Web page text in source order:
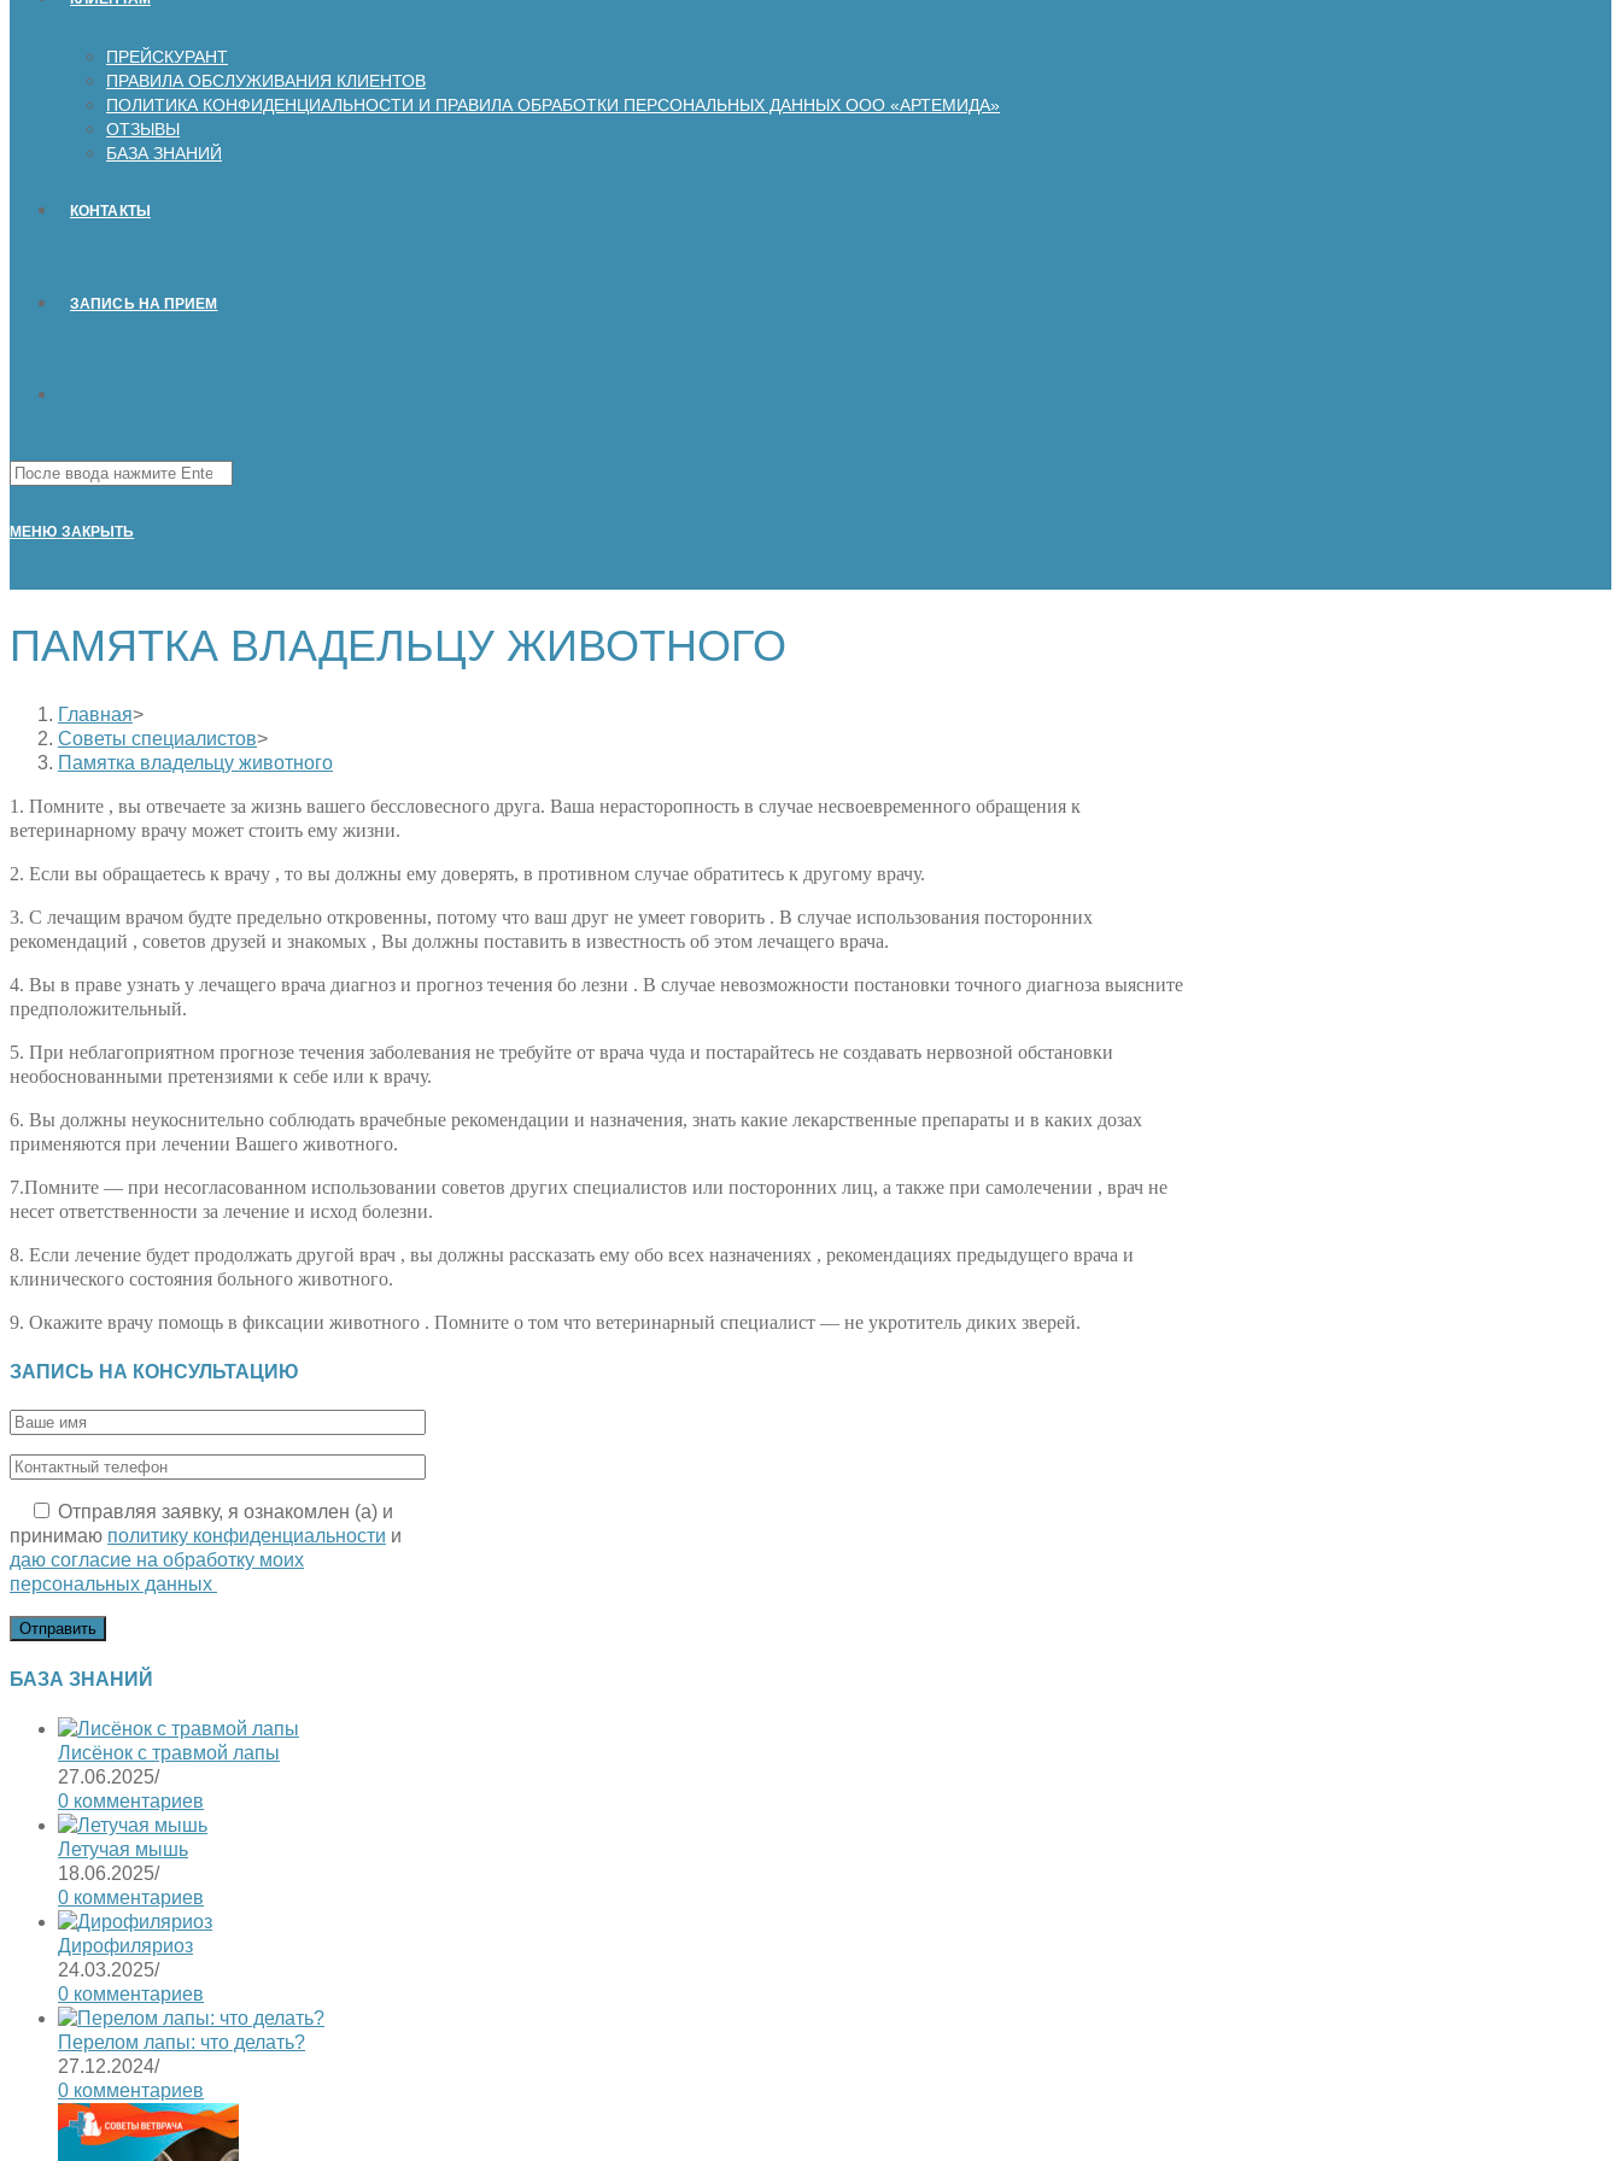
ПРЕЙСКУРАНТ
ПРАВИЛА ОБСЛУЖИВАНИЯ КЛИЕНТОВ
ПОЛИТИКА КОНФИДЕНЦИАЛЬНОСТИ И ПРАВИЛА ОБРАБОТКИ ПЕРСОНАЛЬНЫХ ДАННЫХ ООО «АРТЕМИДА»
ОТЗЫВЫ
БАЗА ЗНАНИЙ
КОНТАКТЫ
ЗАПИСЬ НА ПРИЕМ
Поиск
МЕНЮ ЗАКРЫТЬ
ПАМЯТКА ВЛАДЕЛЬЦУ ЖИВОТНОГО
Главная>
Советы специалистов>
Памятка владельцу животного
1. Помните , вы отвечаете за жизнь вашего бессловесного друга. Ваша нерасторопность в случае несвоевременного обращения к
ветеринарному врачу может стоить ему жизни.
2. Если вы обращаетесь к врачу , то вы должны ему доверять, в противном случае обратитесь к другому врачу.
3. С лечащим врачом будте предельно откровенны, потому что ваш друг не умеет говорить . В случае использования посторонних
рекомендаций , советов друзей и знакомых , Вы должны поставить в известность об этом лечащего врача.
4. Вы в праве узнать у лечащего врача диагноз и прогноз течения бо лезни . В случае невозможности постановки точного диагноза выясните
предположительный.
5. При неблагоприятном прогнозе течения заболевания не требуйте от врача чуда и постарайтесь не создавать нервозной обстановки
необоснованными претензиями к себе или к врачу.
6. Вы должны неукоснительно соблюдать врачебные рекомендации и назначения, знать какие лекарственные препараты и в каких дозах
применяются при лечении Вашего животного.
7.Помните — при несогласованном использовании советов других специалистов или посторонних лиц, а также при самолечении , врач не
несет ответственности за лечение и исход болезни.
8. Если лечение будет продолжать другой врач , вы должны рассказать ему обо всех назначениях , рекомендациях предыдущего врача и
клинического состояния больного животного.
9. Окажите врачу помощь в фиксации животного . Помните о том что ветеринарный специалист — не укротитель диких зверей.
ЗАПИСЬ НА КОНСУЛЬТАЦИЮ
Отправляя заявку, я ознакомлен (а) и
принимаю политику конфиденциальности и
даю согласие на обработку моих
персональных данных
БАЗА ЗНАНИЙ
Лисёнок с травмой лапы
27.06.2025/
0 комментариев
Летучая мышь
18.06.2025/
0 комментариев
Дирофиляриоз
24.03.2025/
0 комментариев
Перелом лапы: что делать?
27.12.2024/
0 комментариев